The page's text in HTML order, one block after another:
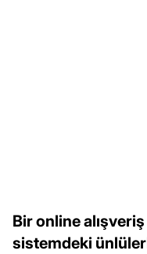
Bir online
sistemdeki